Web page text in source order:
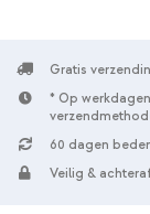
meter - Wit
Gratis
* Op
60 dagen
Veilig &